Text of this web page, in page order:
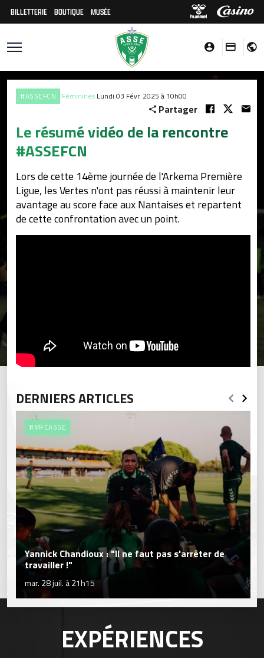
BILLETTERIE BOUTIQUE MUSÉE
#ASSEFCN Féminines Lundi 03 Févr. 2025 à 10h00
Partager
Le résumé vidéo de la rencontre
#ASSEFCN
Lors de cette 14ème journée de l'Arkema Première
Ligue, les Vertes n'ont pas réussi à maintenir leur
avantage au score face aux Nantaises et repartent
de cette confrontation avec un point.
DERNIERS ARTICLES
#MFCASSE
Yannick Chandioux : "Il ne faut pas s'arrêter de
travailler !"
mar. 28 juil. à 21h15
EXPÉRIENCES